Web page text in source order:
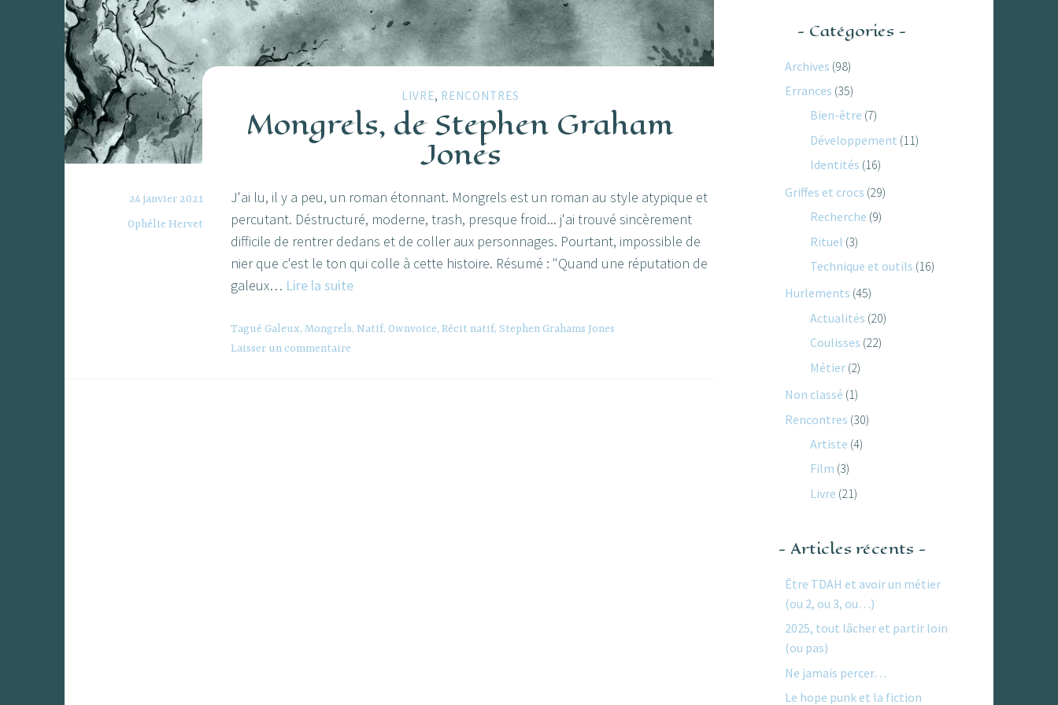
LIVRE, RENCONTRES
Mongrels, de Stephen Graham
Jones
24 janvier 2021
Ophélie Hervet
J'ai lu, il y a peu, un roman étonnant. Mongrels est un roman au style atypique et
percutant. Déstructuré, moderne, trash, presque froid... j'ai trouvé sincèrement
difficile de rentrer dedans et de coller aux personnages. Pourtant, impossible de
nier que c'est le ton qui colle à cette histoire. Résumé : "Quand une réputation de
galeux… Lire la suiteMongrels,
Stephen
Tagué Galeux, Mongrels, Natif, Ownvoice, Récit natif, Stephen Grahams Jones
Laisser un commentaire
Catégories
Archives (98)
Errances (35)
Bien-être (7)
Développement (11)
Identités (16)
Griffes et crocs (29)
Recherche (9)
Rituel (3)
Technique et outils (16)
Hurlements (45)
Actualités (20)
Coulisses (22)
Métier (2)
Non classé (1)
Rencontres (30)
Artiste (4)
Film (3)
Livre (21)
Articles récents
Être TDAH et avoir un métier
(ou 2, ou 3, ou…)
2025, tout lâcher et partir loin
(ou pas)
Ne jamais percer…
Le hope punk et la fiction